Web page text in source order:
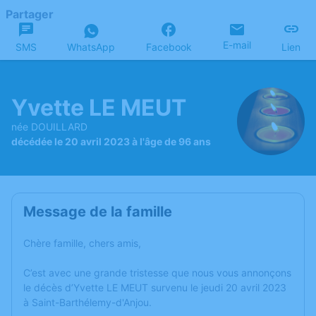
Partager
SMS WhatsApp Facebook E-mail Lien
Yvette LE MEUT
née DOUILLARD
décédée le 20 avril 2023 à l'âge de 96 ans
Message de la famille
Chère famille, chers amis,
C’est avec une grande tristesse que nous vous annonçons
le décès d’Yvette LE MEUT survenu le jeudi 20 avril 2023
à Saint-Barthélemy-d'Anjou.